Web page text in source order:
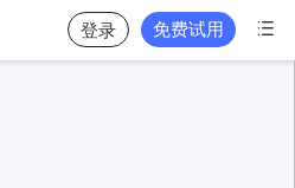
登录 免费试用 